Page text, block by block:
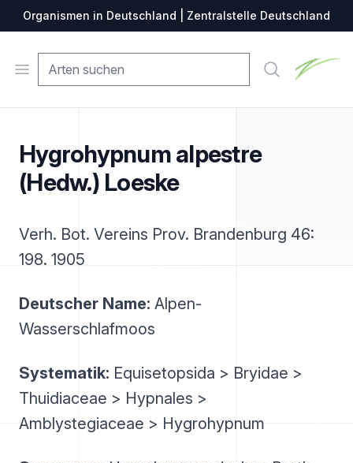
Organismen in Deutschland | Zentralstelle Deutschland
Open menu Suche
Hygrohypnum alpestre
(Hedw.) Loeske
Verh. Bot. Vereins Prov. Brandenburg 46:
198. 1905
Deutscher Name: Alpen-
Wasserschlafmoos
Systematik: Equisetopsida > Bryidae >
Thuidiaceae > Hypnales >
Amblystegiaceae > Hygrohypnum